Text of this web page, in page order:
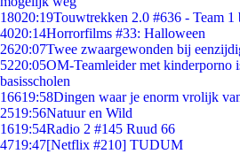
18020:19Touwtrekken 2.0 #636 - Team
4020:14Horrorfilms #33: Halloween
2620:07Twee zwaargewonden bij
5220:05OM-Teamleider met kinderporno
basisscholen
16619:58Dingen waar je enorm vrolijk
2519:56Natuur en Wild
1619:54Radio 2 #145 Ruud 66
4719:47[Netflix #210] TUDUM